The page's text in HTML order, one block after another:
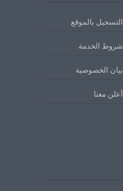
التسجيل بالموقع
شروط الخدمة
بيان الخصوصية
أعلن معنا